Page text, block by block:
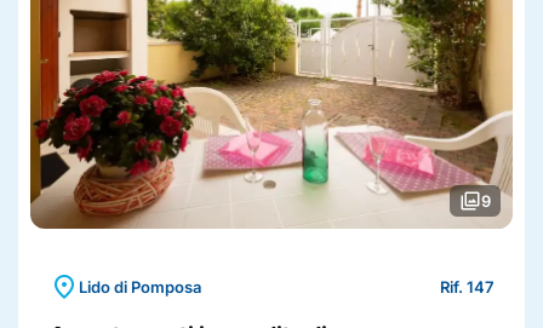
photo_library9
location_on Lido di Pomposa Rif. 147